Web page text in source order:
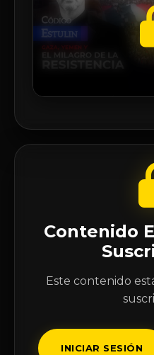
Contenido
Este contenido
INICIAR SESIÓN